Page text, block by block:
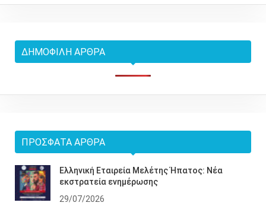
ΔΗΜΟΦΙΛΉ ΆΡΘΡΑ
ΠΡΌΣΦΑΤΑ ΆΡΘΡΑ
Ελληνική Εταιρεία Μελέτης Ήπατος: Νέα
εκστρατεία ενημέρωσης
29/07/2026